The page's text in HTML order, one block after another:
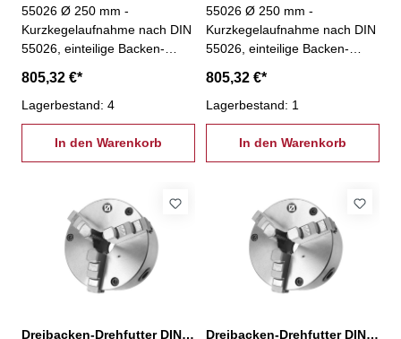
55026 Ø 250 mm -
Kurzkegelaufnahme nach DIN
55026, einteilige Backen-
sowie alle Arten von Fräs-
und Bohrvorrichtungen-
Futterkörper aus Stahl-
Führungen und
Verschleißflächen geschliffen-
hochwertigem
Legierungsstahl,
gesenkgeschmiedet und
gehärtet- Verzahnung, Ritzel
und Führungen gehärtet und
komplett geschliffen- inkl. je 1
Spannschlüssel,
805,32 €*
Lagerbestand: 4
In den Warenkorb
55026 Ø 250 mm -
Kurzkegelaufnahme nach DIN
55026, einteilige Backen-
sowie alle Arten von Fräs-
und Bohrvorrichtungen-
Futterkörper aus Stahl-
Führungen und
Verschleißflächen geschliffen-
hochwertigem
Legierungsstahl,
gesenkgeschmiedet und
gehärtet- Verzahnung, Ritzel
und Führungen gehärtet und
komplett geschliffen- inkl. je 1
Spannschlüssel,
805,32 €*
Lagerbestand: 1
In den Warenkorb
Dreibacken-Drehfutter DIN 55026 Ø 315 mm, KK 6
Dreibacken-Drehfutter DIN 55026 Ø 315 mm, KK 8